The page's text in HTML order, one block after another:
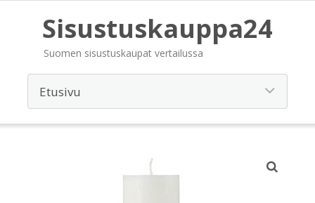
Sisustuskauppa24
Suomen sisustuskaupat vertailussa